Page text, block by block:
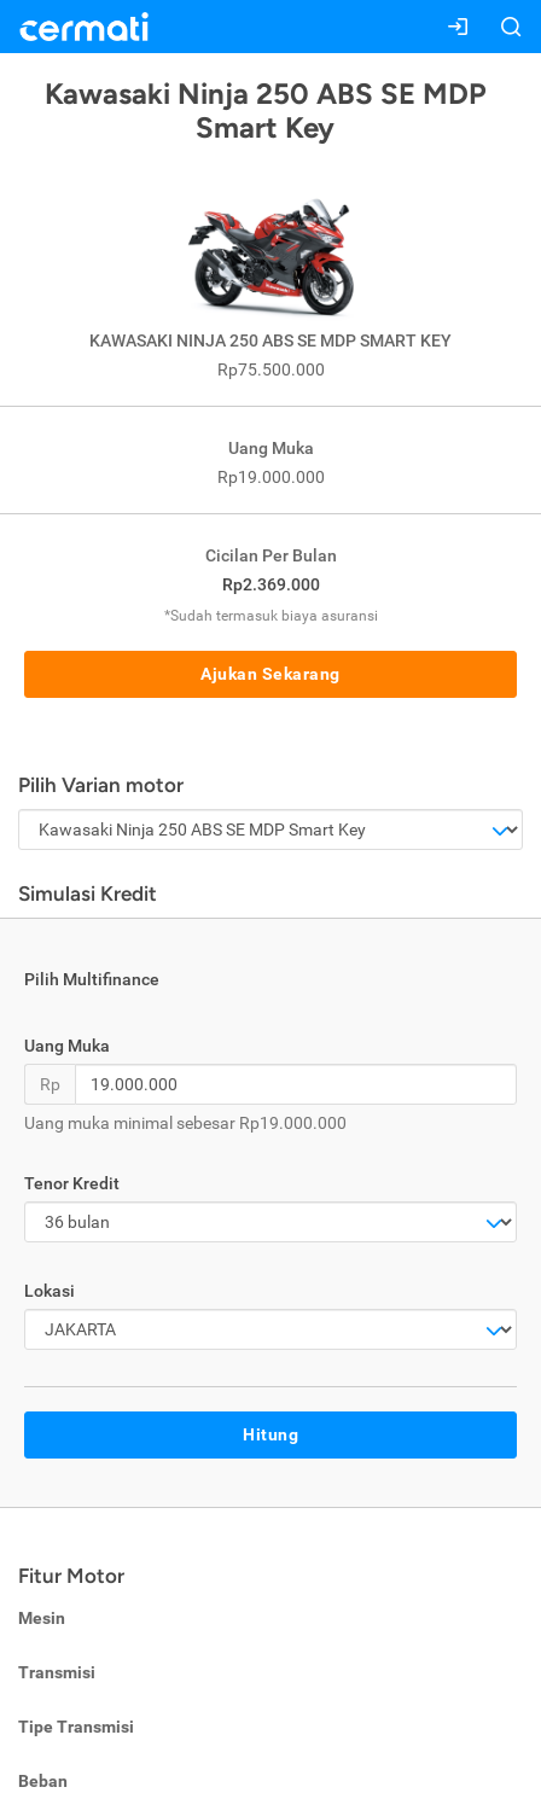
Kawasaki Ninja 250 ABS SE MDP
Smart Key
KAWASAKI NINJA 250 ABS SE MDP SMART KEY
Rp75.500.000
Uang Muka
Rp19.000.000
Cicilan Per Bulan
Rp2.369.000
*Sudah termasuk biaya asuransi
Ajukan Sekarang
Pilih Varian motor
Simulasi Kredit
Pilih Multifinance
Uang Muka
Rp
Uang muka minimal sebesar Rp19.000.000
Tenor Kredit
Lokasi
Hitung
Fitur Motor
Mesin
Transmisi
Tipe Transmisi
Beban